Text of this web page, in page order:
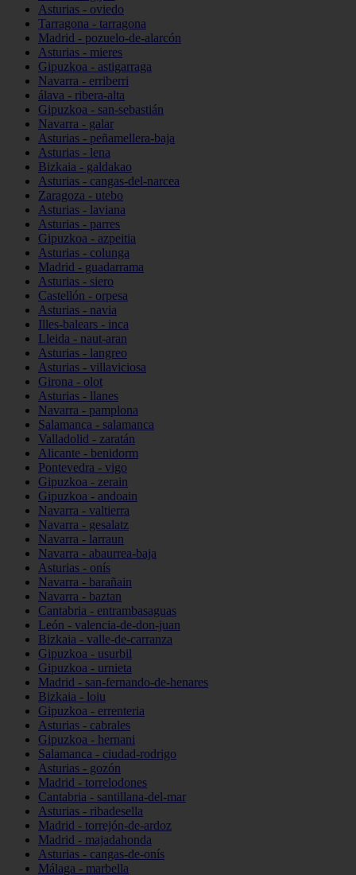
Asturias - oviedo
Tarragona - tarragona
Madrid - pozuelo-de-alarcón
Asturias - mieres
Gipuzkoa - astigarraga
Navarra - erriberri
álava - ribera-alta
Gipuzkoa - san-sebastián
Navarra - galar
Asturias - peñamellera-baja
Asturias - lena
Bizkaia - galdakao
Asturias - cangas-del-narcea
Zaragoza - utebo
Asturias - laviana
Asturias - parres
Gipuzkoa - azpeitia
Asturias - colunga
Madrid - guadarrama
Asturias - siero
Castellón - orpesa
Asturias - navia
Illes-balears - inca
Lleida - naut-aran
Asturias - langreo
Asturias - villaviciosa
Girona - olot
Asturias - llanes
Navarra - pamplona
Salamanca - salamanca
Valladolid - zaratán
Alicante - benidorm
Pontevedra - vigo
Gipuzkoa - zerain
Gipuzkoa - andoain
Navarra - valtierra
Navarra - gesalatz
Navarra - larraun
Navarra - abaurrea-baja
Asturias - onís
Navarra - barañain
Navarra - baztan
Cantabria - entrambasaguas
León - valencia-de-don-juan
Bizkaia - valle-de-carranza
Gipuzkoa - usurbil
Gipuzkoa - urnieta
Madrid - san-fernando-de-henares
Bizkaia - loiu
Gipuzkoa - errenteria
Asturias - cabrales
Gipuzkoa - hernani
Salamanca - ciudad-rodrigo
Asturias - gozón
Madrid - torrelodones
Cantabria - santillana-del-mar
Asturias - ribadesella
Madrid - torrejón-de-ardoz
Madrid - majadahonda
Asturias - cangas-de-onís
Málaga - marbella